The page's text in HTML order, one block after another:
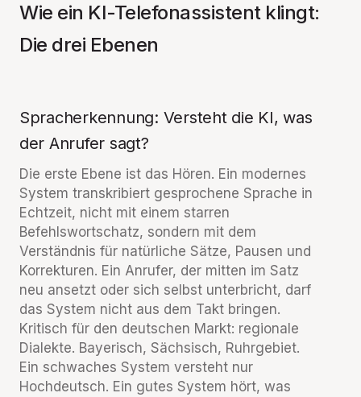
Wie ein KI-Telefonassistent klingt:
Die drei Ebenen
Spracherkennung: Versteht die KI, was
der Anrufer sagt?
Die erste Ebene ist das Hören. Ein modernes
System transkribiert gesprochene Sprache in
Echtzeit, nicht mit einem starren
Befehlswortschatz, sondern mit dem
Verständnis für natürliche Sätze, Pausen und
Korrekturen. Ein Anrufer, der mitten im Satz
neu ansetzt oder sich selbst unterbricht, darf
das System nicht aus dem Takt bringen.
Kritisch für den deutschen Markt: regionale
Dialekte. Bayerisch, Sächsisch, Ruhrgebiet.
Ein schwaches System versteht nur
Hochdeutsch. Ein gutes System hört, was